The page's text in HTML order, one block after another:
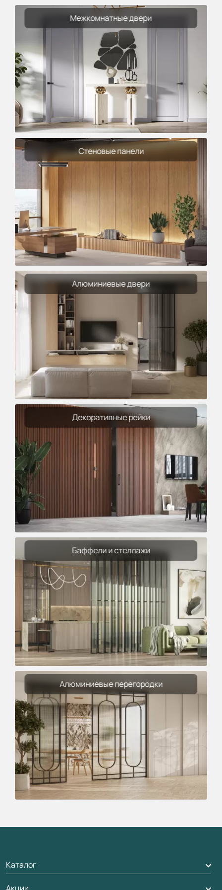
Межкомнатные двери
Стеновые панели
Алюминиевые двери
Декоративные рейки
Баффели и стеллажи
Алюминиевые перегородки
Каталог